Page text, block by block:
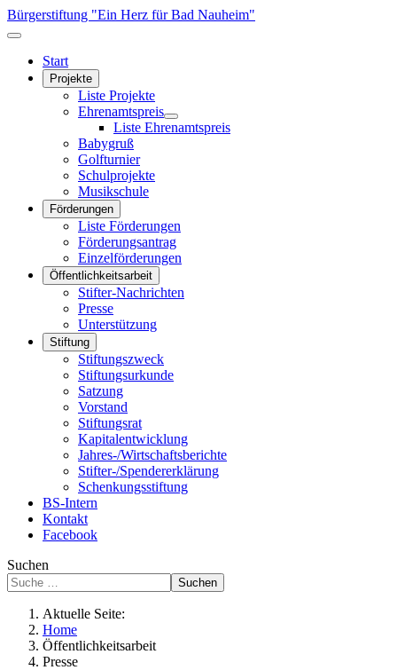
Bürgerstiftung "Ein Herz für Bad Nauheim"
Start
Projekte
Liste Projekte
Ehrenamtspreis
Liste Ehrenamtspreis
Babygruß
Golfturnier
Schulprojekte
Musikschule
Förderungen
Liste Förderungen
Förderungsantrag
Einzelförderungen
Öffentlichkeitsarbeit
Stifter-Nachrichten
Presse
Unterstützung
Stiftung
Stiftungszweck
Stiftungsurkunde
Satzung
Vorstand
Stiftungsrat
Kapitalentwicklung
Jahres-/Wirtschaftsberichte
Stifter-/Spendererklärung
Schenkungsstiftung
BS-Intern
Kontakt
Facebook
Suchen
Suchen
Aktuelle Seite:
Home
Öffentlichkeitsarbeit
Presse